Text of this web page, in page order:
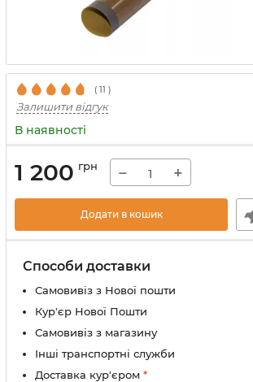
( 11 )
Залишити відгук
В наявності
1 200 грн − +
Додати в кошик
Способи доставки
Самовивіз з Нової пошти
Кур'єр Нової Пошти
Самовивіз з магазину
Інші транспортні служби
Доставка кур'єром *